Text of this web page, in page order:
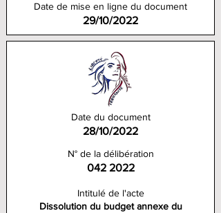
Date de mise en ligne du document
29/10/2022
Date du document
28/10/2022
N° de la délibération
042 2022
Intitulé de l'acte
Dissolution du budget annexe du